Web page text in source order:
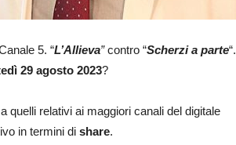
5. “L’Allieva”contro “Scherzi a parte“.
29 agosto 2023?
quelli relativi ai maggiori canali del digitale
in termini di share.